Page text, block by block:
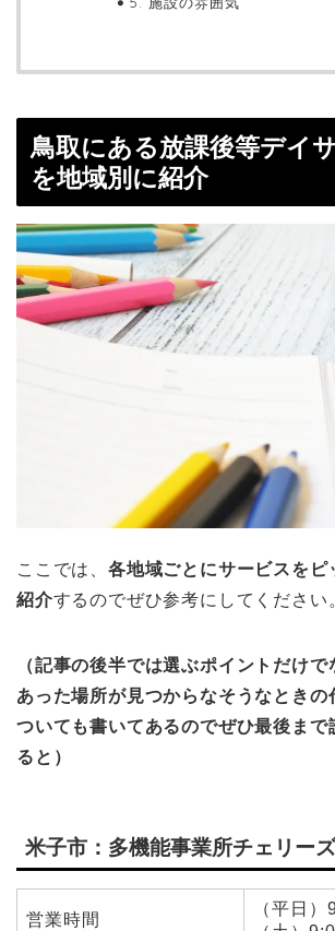
鳥取にある放課後等デイ
を地域別に紹介
ここでは、 各地域ごとにサービスをピ
紹介するのでぜひ参考にしてください
（記事の後半では選ぶポイントだけで
あった場所が見つからなそうなときの
ついても書いてあるのでぜひ最後まで
ると）
米子市：多機能事業所チェリー
営業時間
（平日